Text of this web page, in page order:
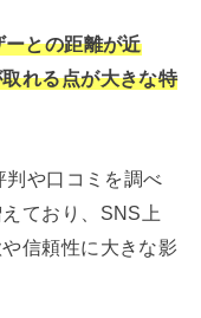
ーとの距離が近
れる点が大きな特
や口コミを調べ
ており、SNS上
信頼性に大きな影